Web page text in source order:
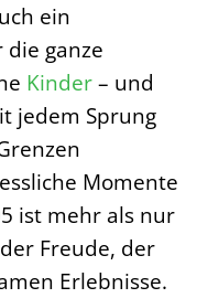
ein
die ganze
Kinder– und
jedem Sprung
Momente
ist mehr als nur
Freude, der
Erlebnisse.